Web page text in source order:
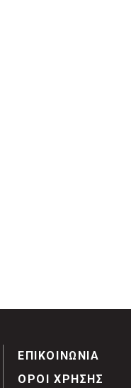
ΕΠΙΚΟΙΝΩΝΙΑ
ΟΡΟΙ ΧΡΗΣΗΣ